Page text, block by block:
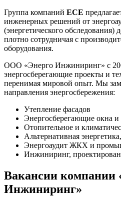
Группа компаний ЕСЕ
инженерных решений от
(энергетического обследования)
плотно сотрудничая с
оборудования.
ООО «Энерго Инжиниринг» с
энергосберегающие проекты и
перенимая мировой опыт. Мы
направления энергосбережения:
Утепление фасадов
Энергосберегающие окна
Отопительное и
Альтернативная
Энергоаудит ЖКХ и
Инжиниринг,
Вакансии компании
Инжиниринг»